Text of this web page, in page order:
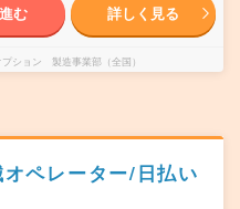
む 詳しく見る
ション 製造事業部（全国）
オペレーター/日払い